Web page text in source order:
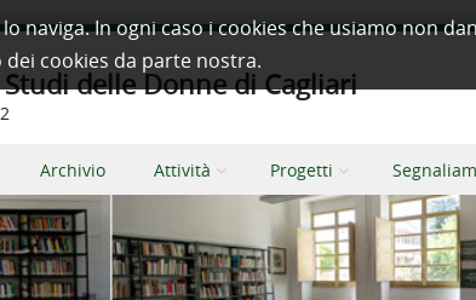
delle Donne di Cagliari
Archivio Attività Progetti
naviga. In ogni caso i cookies che usiamo non
cookies da parte nostra.